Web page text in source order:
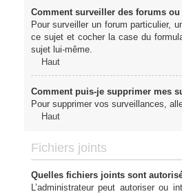
Comment surveiller des forums
Pour surveiller un forum particulier,
ce sujet et cocher la case du
sujet lui-même.
Haut
Comment puis-je supprimer mes
Pour supprimer vos surveillances,
Haut
Fichiers joints
Quelles fichiers joints sont
L’administrateur peut autoriser